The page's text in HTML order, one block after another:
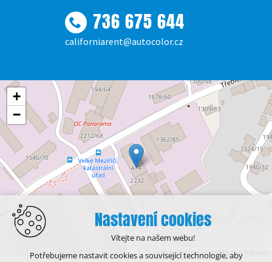
736 675 644
californiarent@autocolor.cz
+
−
Leaflet | © OpenStreetMap contributors
Nastavení cookies
Vítejte na našem webu!
Potřebujeme nastavit cookies a související technologie, aby